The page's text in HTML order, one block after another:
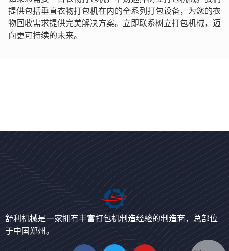
提供包括垂直衣物打包机在内的全系列打包设备，为您的衣
物回收需求提供完美解决方案。立即联系树立打包机械，迈
向更可持续的未来。
舒利机械是一家拥有丰富打包机制造经验的制造商，总部位
于中国郑州。
German
Japanese